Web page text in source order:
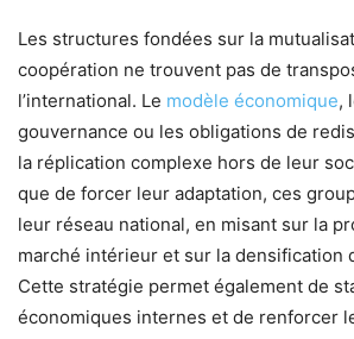
Les structures fondées sur la
coopération ne trouvent pas de
l’international. Le modèle économique,
gouvernance ou les obligations de
la réplication complexe hors de leur
que de forcer leur adaptation, ces
leur réseau national, en misant sur la
marché intérieur et sur la densification
Cette stratégie permet également de
économiques internes et de renforcer